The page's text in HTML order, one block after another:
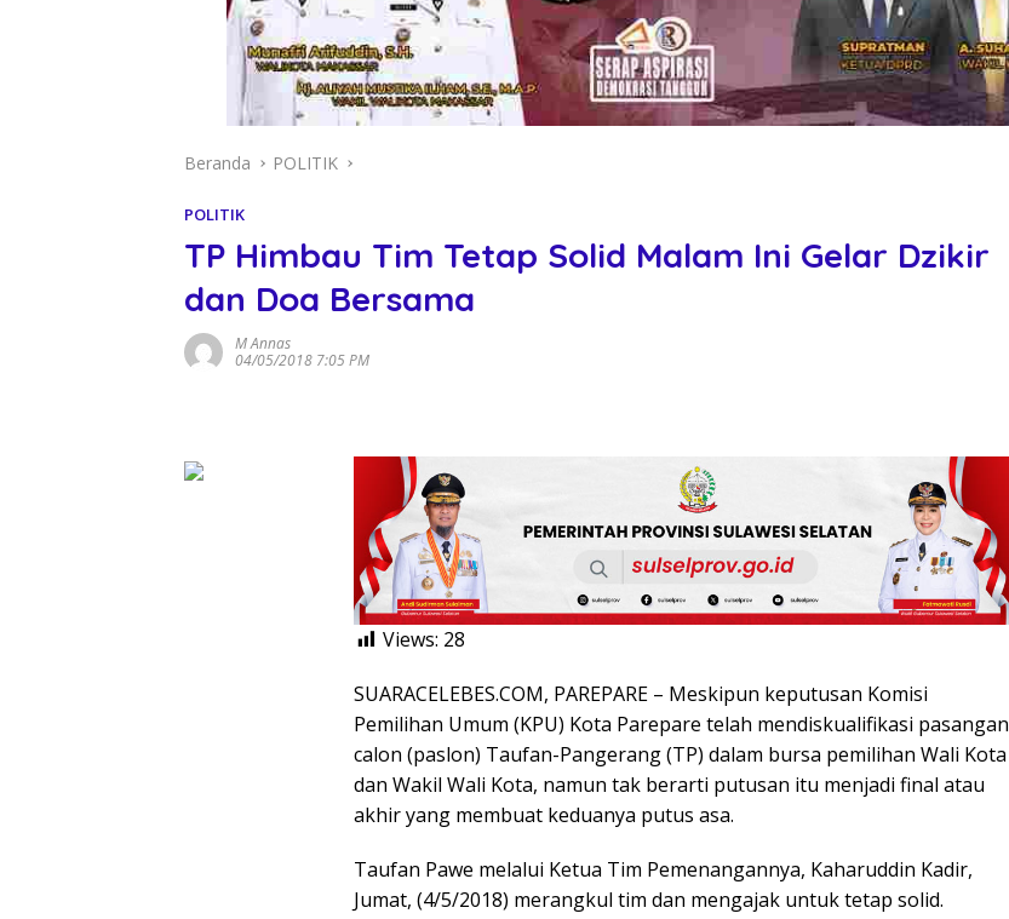
Beranda POLITIK
POLITIK
TP Himbau Tim Tetap Solid Malam Ini Gelar Dzikir
dan Doa Bersama
M Annas
04/05/2018 7:05 PM
Views: 28
SUARACELEBES.COM, PAREPARE – Meskipun keputusan Komisi
Pemilihan Umum (KPU) Kota Parepare telah mendiskualifikasi pasangan
calon (paslon) Taufan-Pangerang (TP) dalam bursa pemilihan Wali Kota
dan Wakil Wali Kota, namun tak berarti putusan itu menjadi final atau
akhir yang membuat keduanya putus asa.
Taufan Pawe melalui Ketua Tim Pemenangannya, Kaharuddin Kadir,
Jumat, (4/5/2018) merangkul tim dan mengajak untuk tetap solid.